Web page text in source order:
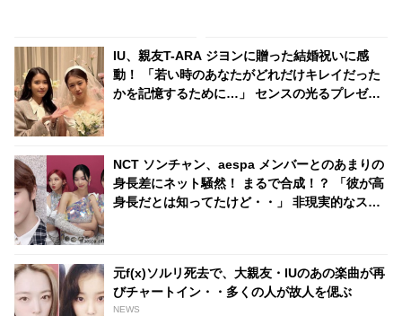
ン！ 各国の個性あふれるデータ
に注目殺到
IU、親友T-ARA ジヨンに贈った結婚祝いに感
動！ 「若い時のあなたがどれだけキレイだった
かを記憶するために…」 センスの光るプレゼン
NCT ソンチャン、aespa メンバーとのあまりの
身長差にネット騒然！ まるで合成！？ 「彼が高
身長だとは知ってたけど・・」 非現実的なスタ
元f(x)ソルリ死去で、大親友・IUのあの楽曲が再
びチャートイン・・多くの人が故人を偲ぶ
NEWS